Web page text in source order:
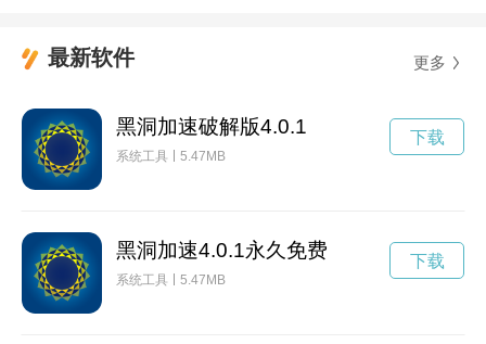
最新软件 更多
黑洞加速破解版4.0.1
系统工具 5.47MB
下载
黑洞加速4.0.1永久免费
系统工具 5.47MB
下载